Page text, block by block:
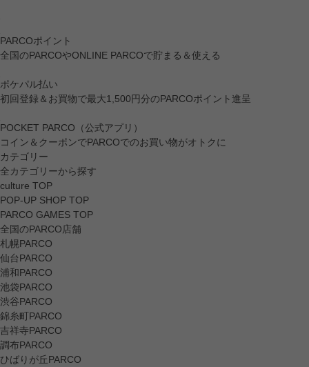
PARCOポイント
全国のPARCOやONLINE PARCOで貯まる＆使える
ポケパル払い
初回登録＆お買物で最大1,500円分のPARCOポイント進呈
POCKET PARCO（公式アプリ）
コイン＆クーポンでPARCOでのお買い物がオトクに
カテゴリー
全カテゴリーから探す
culture TOP
POP-UP SHOP TOP
PARCO GAMES TOP
全国のPARCO店舗
札幌PARCO
仙台PARCO
浦和PARCO
池袋PARCO
渋谷PARCO
錦糸町PARCO
吉祥寺PARCO
調布PARCO
ひばりが丘PARCO